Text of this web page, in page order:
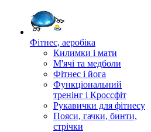
Фітнес, аеробіка
Килимки і мати
М'ячі та медболи
Фітнес і йога
Функціональний
тренінг і Кроссфіт
Рукавички для фітнесу
Пояси, гачки, бинти,
стрічки